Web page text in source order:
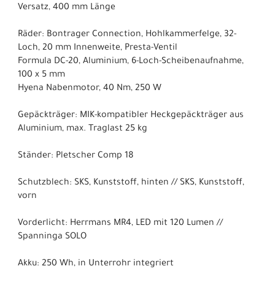
Versatz, 400 mm Länge
Räder: Bontrager Connection, Hohlkammerfelge, 32-
Loch, 20 mm Innenweite, Presta-Ventil
Formula DC-20, Aluminium, 6-Loch-Scheibenaufnahme,
100 x 5 mm
Hyena Nabenmotor, 40 Nm, 250 W
Gepäckträger: MIK-kompatibler Heckgepäckträger aus
Aluminium, max. Traglast 25 kg
Ständer: Pletscher Comp 18
Schutzblech: SKS, Kunststoff, hinten // SKS, Kunststoff,
vorn
Vorderlicht: Herrmans MR4, LED mit 120 Lumen //
Spanninga SOLO
Akku: 250 Wh, in Unterrohr integriert